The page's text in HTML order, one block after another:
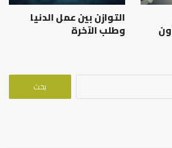
التوازن بين عمل الدنيا
وطلب الآخرة
البحث